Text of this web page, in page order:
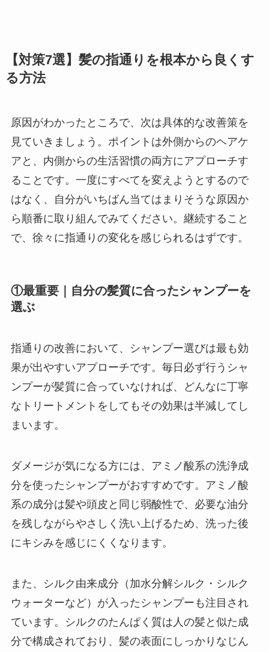
【対策7選】髪の指通りを根本から良くす
る方法
原因がわかったところで、次は具体的な改善策を
見ていきましょう。ポイントは外側からのヘアケ
アと、内側からの生活習慣の両方にアプローチす
ることです。一度にすべてを変えようとするので
はなく、自分がいちばん当てはまりそうな原因か
ら順番に取り組んでみてください。継続すること
で、徐々に指通りの変化を感じられるはずです。
①最重要｜自分の髪質に合ったシャンプーを
選ぶ
指通りの改善において、シャンプー選びは最も効
果が出やすいアプローチです。毎日必ず行うシャ
ンプーが髪質に合っていなければ、どんなに丁寧
なトリートメントをしてもその効果は半減してし
まいます。
ダメージが気になる方には、アミノ酸系の洗浄成
分を使ったシャンプーがおすすめです。アミノ酸
系の成分は髪や頭皮と同じ弱酸性で、必要な油分
を残しながらやさしく洗い上げるため、洗った後
にキシみを感じにくくなります。
また、シルク由来成分（加水分解シルク・シルク
ウォーターなど）が入ったシャンプーも注目され
ています。シルクのたんぱく質は人の髪と似た成
分で構成されており、髪の表面にしっかりなじん